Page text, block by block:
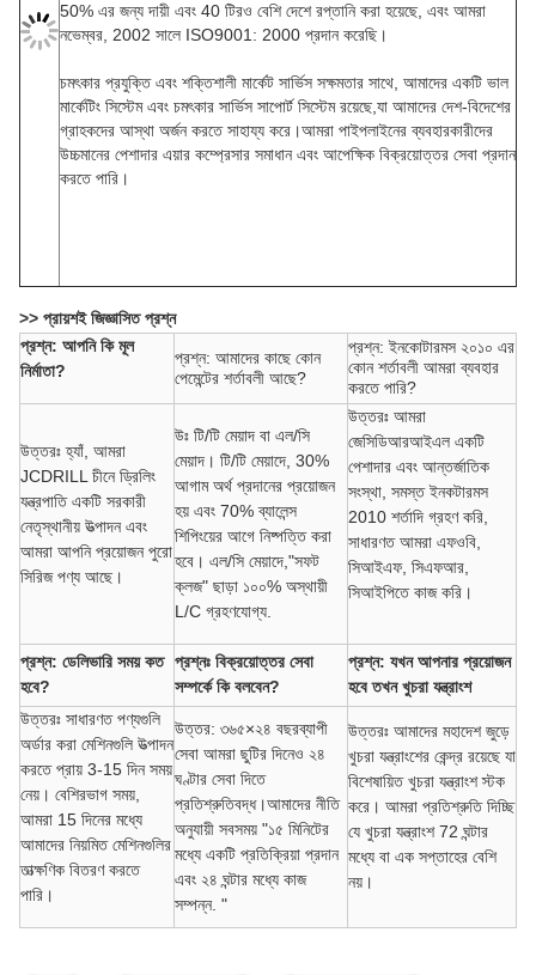
50% এর জন্য দায়ী এবং 40 টিরও বেশি দেশে রপ্তানি করা হয়েছে, এবং আমরা
নভেম্বর, 2002 সালে ISO9001: 2000 প্রদান করেছি।
চমৎকার প্রযুক্তি এবং শক্তিশালী মার্কেট সার্ভিস সক্ষমতার সাথে, আমাদের একটি ভাল
মার্কেটিং সিস্টেম এবং চমৎকার সার্ভিস সাপোর্ট সিস্টেম রয়েছে,যা আমাদের দেশ-বিদেশের
গ্রাহকদের আস্থা অর্জন করতে সাহায্য করে।আমরা পাইপলাইনের ব্যবহারকারীদের
উচ্চমানের পেশাদার এয়ার কম্প্রেসার সমাধান এবং আপেক্ষিক বিক্রয়োত্তর সেবা প্রদান
করতে পারি।
>> প্রায়শই জিজ্ঞাসিত প্রশ্ন
প্রশ্ন: আপনি কি মূল
নির্মাতা?
প্রশ্ন: আমাদের কাছে কোন
পেমেন্টের শর্তাবলী আছে?
প্রশ্ন: ইনকোটারমস ২০১০ এর
কোন শর্তাবলী আমরা ব্যবহার
করতে পারি?
উত্তরঃ হ্যাঁ, আমরা
JCDRILL চীনে ড্রিলিং
যন্ত্রপাতি একটি সরকারী
নেতৃস্থানীয় উত্পাদন এবং
আমরা আপনি প্রয়োজন পুরো
সিরিজ পণ্য আছে।
উঃ টি/টি মেয়াদ বা এল/সি
মেয়াদ। টি/টি মেয়াদে, 30%
আগাম অর্থ প্রদানের প্রয়োজন
হয় এবং 70% ব্যালেন্স
শিপিংয়ের আগে নিষ্পত্তি করা
হবে। এল/সি মেয়াদে,"সফট
ক্লজ" ছাড়া ১০০% অস্থায়ী
L/C গ্রহণযোগ্য.
উত্তরঃ আমরা
জেসিডিআরআইএল একটি
পেশাদার এবং আন্তর্জাতিক
সংস্থা, সমস্ত ইনকটারমস
2010 শর্তাদি গ্রহণ করি,
সাধারণত আমরা এফওবি,
সিআইএফ, সিএফআর,
সিআইপিতে কাজ করি।
প্রশ্ন: ডেলিভারি সময় কত
হবে?
প্রশ্নঃ বিক্রয়োত্তর সেবা
সম্পর্কে কি বলবেন?
প্রশ্ন: যখন আপনার প্রয়োজন
হবে তখন খুচরা যন্ত্রাংশ
উত্তরঃ সাধারণত পণ্যগুলি
অর্ডার করা মেশিনগুলি উত্পাদন
করতে প্রায় 3-15 দিন সময়
নেয়। বেশিরভাগ সময়,
আমরা 15 দিনের মধ্যে
আমাদের নিয়মিত মেশিনগুলির
তাত্ক্ষণিক বিতরণ করতে
পারি।
উত্তর: ৩৬৫×২৪ বছরব্যাপী
সেবা আমরা ছুটির দিনেও ২৪
ঘণ্টার সেবা দিতে
প্রতিশ্রুতিবদ্ধ।আমাদের নীতি
অনুযায়ী সবসময় "১৫ মিনিটের
মধ্যে একটি প্রতিক্রিয়া প্রদান
এবং ২৪ ঘন্টার মধ্যে কাজ
সম্পন্ন. "
উত্তরঃ আমাদের মহাদেশ জুড়ে
খুচরা যন্ত্রাংশের কেন্দ্র রয়েছে যা
বিশেষায়িত খুচরা যন্ত্রাংশ স্টক
করে। আমরা প্রতিশ্রুতি দিচ্ছি
যে খুচরা যন্ত্রাংশ 72 ঘন্টার
মধ্যে বা এক সপ্তাহের বেশি
নয়।